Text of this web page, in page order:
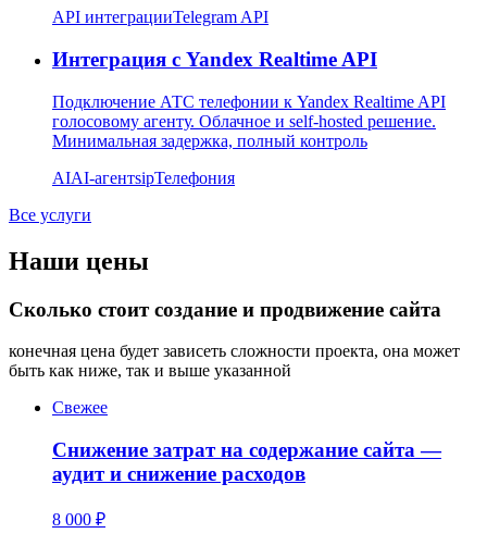
API интеграцииTelegram API
Интеграция с Yandex Realtime API
Подключение АТС телефонии к Yandex Realtime API
голосовому агенту. Облачное и self-hosted решение.
Минимальная задержка, полный контроль
AIAI-агентsipТелефония
Все услуги
Наши цены
Сколько стоит создание и продвижение сайта
конечная цена будет зависеть сложности проекта, она может
быть как ниже, так и выше указанной
Свежее
Снижение затрат на содержание сайта —
аудит и снижение расходов
8 000 ₽